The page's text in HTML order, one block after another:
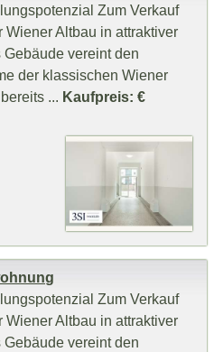
Zum Verkauf
Altbau in attraktiver
vereint den
der klassischen Wiener
... Kaufpreis: €
Zum Verkauf
Altbau in attraktiver
vereint den